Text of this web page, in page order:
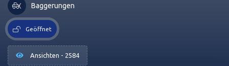
Baggerungen
Geöffnet
Ansichten - 2584